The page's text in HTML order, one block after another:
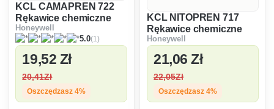
KCL CAMAPREN 722
Rękawice chemiczne
chloroprenowo-
lateksowe
Honeywell
5.0(1)
19,52 Zł
20,41Zł
Oszczędzasz 4%
KCL NITOPREN 717
Rękawice chemiczne
nitrylowo-
chloroprenowe
Honeywell
21,06 Zł
22,05Zł
Oszczędzasz 4%